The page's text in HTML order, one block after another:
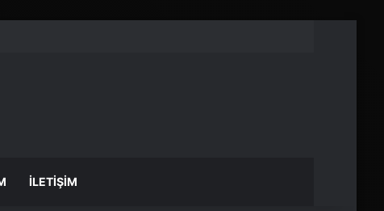
İLETIŞIM